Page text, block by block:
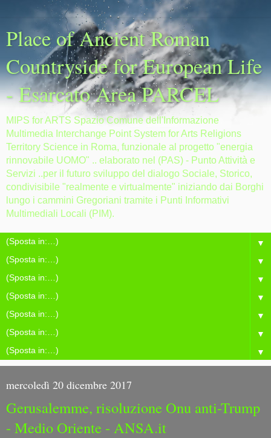
Place of Ancient Roman
Countryside for European Life
- Esarcato Area PARCEL
MIPS for ARTS Spazio Comune dell'Informazione
Multimedia Interchange Point System for Arts Religions
Territory Science in Roma, funzionale al progetto "energia
rinnovabile UOMO" .. elaborato nel (PAS) - Punto Attività e
Servizi ..per il futuro sviluppo del dialogo Sociale, Storico,
condivisibile "realmente e virtualmente" iniziando dai Borghi
lungo i cammini Gregoriani tramite i Punti Informativi
Multimediali Locali (PIM).
▼
▼
▼
▼
▼
▼
▼
mercoledì 20 dicembre 2017
Gerusalemme, risoluzione Onu anti-Trump
- Medio Oriente - ANSA.it